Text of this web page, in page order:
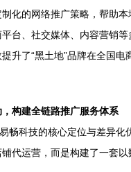
化的网络推广策略，帮助本
台、社交媒体、内容营销
升了“黑土地”品牌在全国电
构建全链路推广服务体系
畅科技的核心定位与差异化
代运营，而是构建了一套